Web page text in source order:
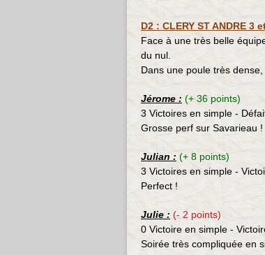
D2 : CLERY ST ANDRE 3
Face à une très belle
du nul.
Dans une poule très
Jérome : (+ 36 points)
3 Victoires en simple -
Grosse perf sur Savarieau !
Julian : (+ 8 points)
3 Victoires en simple -
Perfect !
Julie : (- 2 points)
0 Victoire en simple -
Soirée très compliquée en